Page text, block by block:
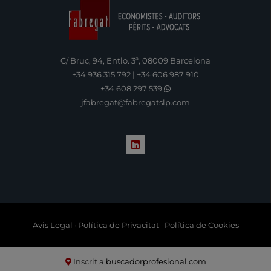
C/ Bruc, 94, Entlo. 3ª, 08009 Barcelona
+34 936 315 792| +34 606 987 910
+34 608 297 539
jfabregat@fabregatslp.com
L
i
Avis Legal · Política de Privacitat· Política de Cookies
Inscrit a buscadorprofesional.com